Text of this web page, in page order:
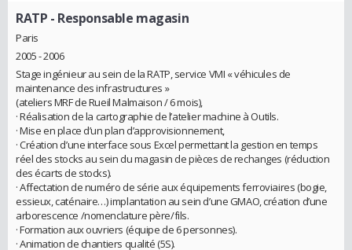
RATP - Responsable magasin
Paris
2005 - 2006
Stage ingénieur au sein de la RATP, service VMI « véhicules de
maintenance des infrastructures »
(ateliers MRF de Rueil Malmaison / 6 mois),
· Réalisation de la cartographie de l’atelier machine à Outils.
· Mise en place d’un plan d’approvisionnement,
· Création d’une interface sous Excel permettant la gestion en temps
réel des stocks au sein du magasin de pièces de rechanges (réduction
des écarts de stocks).
· Affectation de numéro de série aux équipements ferroviaires (bogie,
essieux, caténaire…) implantation au sein d’une GMAO, création d’une
arborescence /nomenclature père/fils.
· Formation aux ouvriers (équipe de 6 personnes).
· Animation de chantiers qualité (5S).